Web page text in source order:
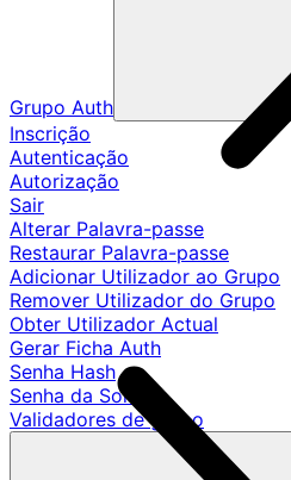
Grupo Auth
Inscrição
Autenticação
Autorização
Sair
Alterar Palavra-passe
Restaurar Palavra-passe
Adicionar Utilizador ao Grupo
Remover Utilizador do Grupo
Obter Utilizador Actual
Gerar Ficha Auth
Senha Hash
Senha da Sonda
Validadores de grupo